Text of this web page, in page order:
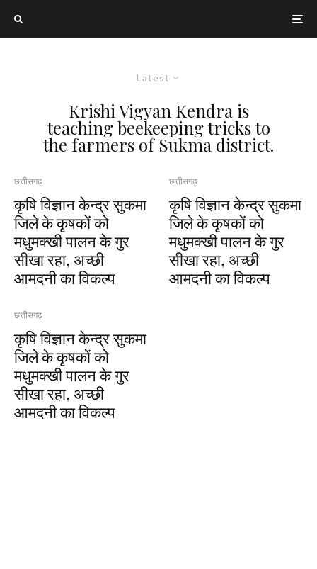
Latest
Krishi Vigyan Kendra is
teaching beekeeping tricks to
the farmers of Sukma district.
छत्तीसगढ़
कृषि विज्ञान केन्द्र सुकमा
जिले के कृषकों को
मधुमक्खी पालन के गुर
सीखा रहा, अच्छी
आमदनी का विकल्प
छत्तीसगढ़
कृषि विज्ञान केन्द्र सुकमा
जिले के कृषकों को
मधुमक्खी पालन के गुर
सीखा रहा, अच्छी
आमदनी का विकल्प
छत्तीसगढ़
कृषि विज्ञान केन्द्र सुकमा
जिले के कृषकों को
मधुमक्खी पालन के गुर
सीखा रहा, अच्छी
आमदनी का विकल्प